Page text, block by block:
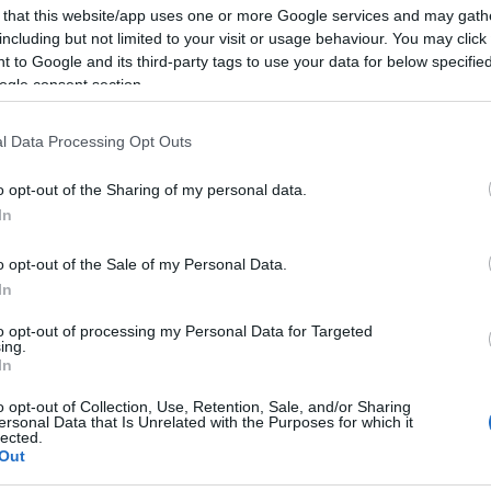
that this website/app uses one or more Google services and may
but not limited to your visit or usage behaviour. You may
to Google and its third-party tags to use your data for below
consent section.
Data Processing Opt Outs
opt-out of the Sharing of my personal data.
opt-out of the Sale of my Personal Data.
opt-out of processing my Personal Data for Targeted
opt-out of Collection, Use, Retention, Sale, and/or Sharing
Data that Is Unrelated with the Purposes for which it
börtönbüntetésre egy olasz bíróság adócsalás
miatt.
A Dennis Hopper rendezésében készült alkotás a
nem zárta a szívébe, az amerikai ellenkultúra
ki magának.
a